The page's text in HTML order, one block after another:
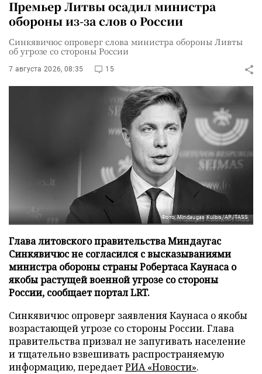
Премьер Литвы осадил министра
обороны из-за слов о России
Синкявичюс опроверг слова министра обороны Ливты
об угрозе со стороны России
7 августа 2026, 08:35 15
Фото: Mindaugas Kulbis/AP/TASS
Глава литовского правительства Миндаугас
Синкявичюс не согласился с высказываниями
министра обороны страны Робертаса Каунаса о
якобы растущей военной угрозе со стороны
России, сообщает портал LRT.
Синкявичюс опроверг заявления Каунаса о якобы
возрастающей угрозе со стороны России. Глава
правительства призвал не запугивать население
и тщательно взвешивать распространяемую
информацию, передаетРИА «Новости».